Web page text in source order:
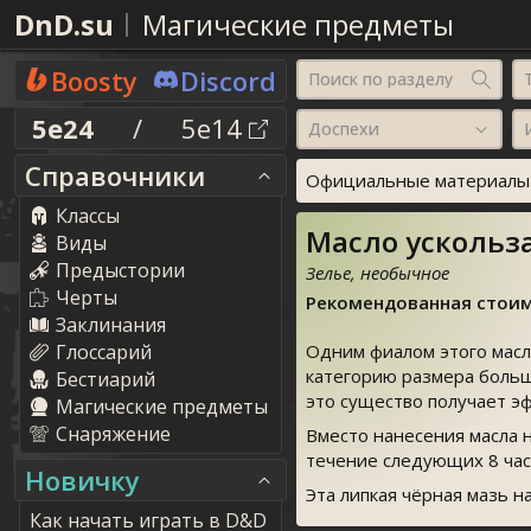
DnD.su Магические предметы
Boosty
Discord
5e24
/
5e14
Справочники
Классы
Виды
Предыстории
Черты
Заклинания
Глоссарий
Бестиарий
Магические предметы
Снаряжение
Новичку
Как начать играть в D&D
Поиск по разделу
Доспехи
Официальные материалы
Масло
Зелье, необычное
Рекомендованная
Одним фиалом этого
категорию размера
это существо получает
Вместо нанесения масла
течение следующих 8
Эта липкая чёрная мазь